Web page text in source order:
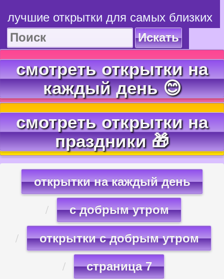
лучшие открытки для самых близких
Искать
смотреть открытки на
каждый день 😊
смотреть открытки на
праздники 🎁
открытки на каждый день
с добрым утром
открытки с добрым утром
страница 7